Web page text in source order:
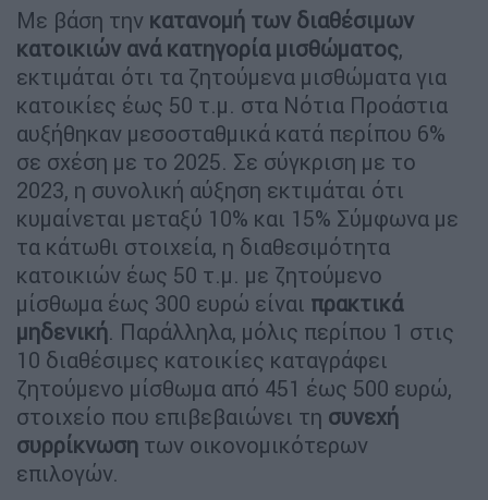
Με βάση την κατανομή των διαθέσιμων
κατοικιών ανά κατηγορία μισθώματος,
εκτιμάται ότι τα ζητούμενα μισθώματα για
κατοικίες έως 50 τ.μ. στα Νότια Προάστια
αυξήθηκαν μεσοσταθμικά κατά περίπου 6%
σε σχέση με το 2025. Σε σύγκριση με το
2023, η συνολική αύξηση εκτιμάται ότι
κυμαίνεται μεταξύ 10% και 15% Σύμφωνα με
τα κάτωθι στοιχεία, η διαθεσιμότητα
κατοικιών έως 50 τ.μ. με ζητούμενο
μίσθωμα έως 300 ευρώ είναι πρακτικά
μηδενική. Παράλληλα, μόλις περίπου 1 στις
10 διαθέσιμες κατοικίες καταγράφει
ζητούμενο μίσθωμα από 451 έως 500 ευρώ,
στοιχείο που επιβεβαιώνει τη συνεχή
συρρίκνωση των οικονομικότερων
επιλογών.